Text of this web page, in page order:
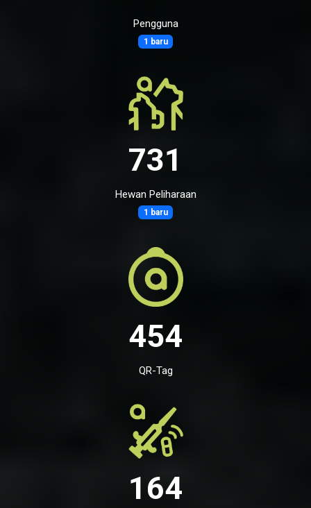
Pengguna
1 baru
731
Hewan Peliharaan
1 baru
454
QR-Tag
164